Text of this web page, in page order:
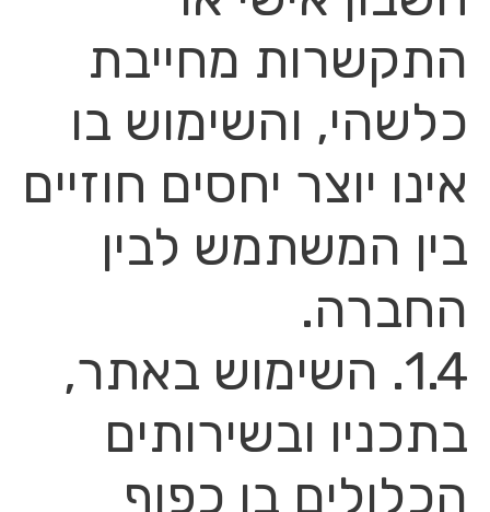
התקשרות מחייבת
כלשהי, והשימוש בו
אינו יוצר יחסים חוזיים
בין המשתמש לבין
החברה.
1.4. השימוש באתר,
בתכניו ובשירותים
הכלולים בו כפוף